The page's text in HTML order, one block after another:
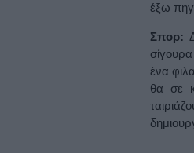
έξω
Σπορ:
ένα
θα σε